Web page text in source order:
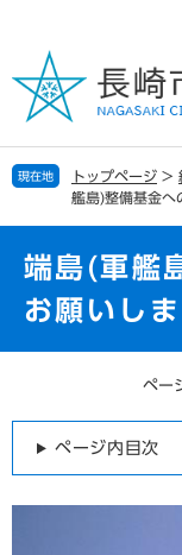
の
で
す
ー
ば
し
現在地 トップページ >
艦島)整備基金へ
端島(軍艦
お願いし
ペー
ページ内目次